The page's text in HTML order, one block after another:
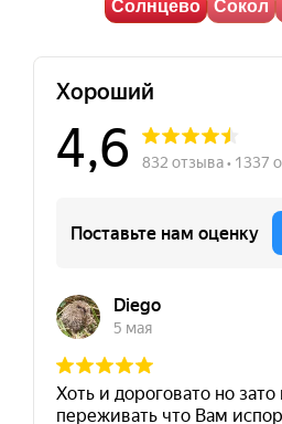
Солнцево Сокол